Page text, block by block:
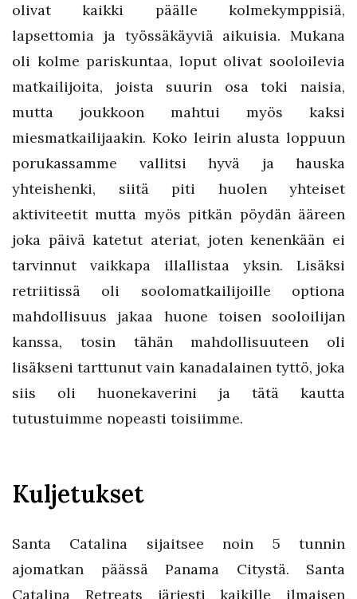
olivat kaikki päälle kolmekymppisiä,
lapsettomia ja työssäkäyviä aikuisia. Mukana
oli kolme pariskuntaa, loput olivat sooloilevia
matkailijoita, joista suurin osa toki naisia,
mutta joukkoon mahtui myös kaksi
miesmatkailijaakin. Koko leirin alusta loppuun
porukassamme vallitsi hyvä ja hauska
yhteishenki, siitä piti huolen yhteiset
aktiviteetit mutta myös pitkän pöydän ääreen
joka päivä katetut ateriat, joten kenenkään ei
tarvinnut vaikkapa illallistaa yksin. Lisäksi
retriitissä oli soolomatkailijoille optiona
mahdollisuus jakaa huone toisen sooloilijan
kanssa, tosin tähän mahdollisuuteen oli
lisäkseni tarttunut vain kanadalainen tyttö, joka
siis oli huonekaverini ja tätä kautta
tutustuimme nopeasti toisiimme.
Kuljetukset
Santa Catalina sijaitsee noin 5 tunnin
ajomatkan päässä Panama Citystä. Santa
Catalina Retreats järjesti kaikille ilmaisen